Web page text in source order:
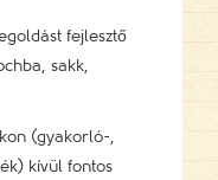
fejlesztő
sakk,
(gyakorló-,
kívül fontos